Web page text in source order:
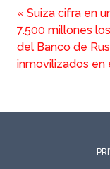
« Suiza cifra en
7.500 millones
del Banco de
inmovilizados en